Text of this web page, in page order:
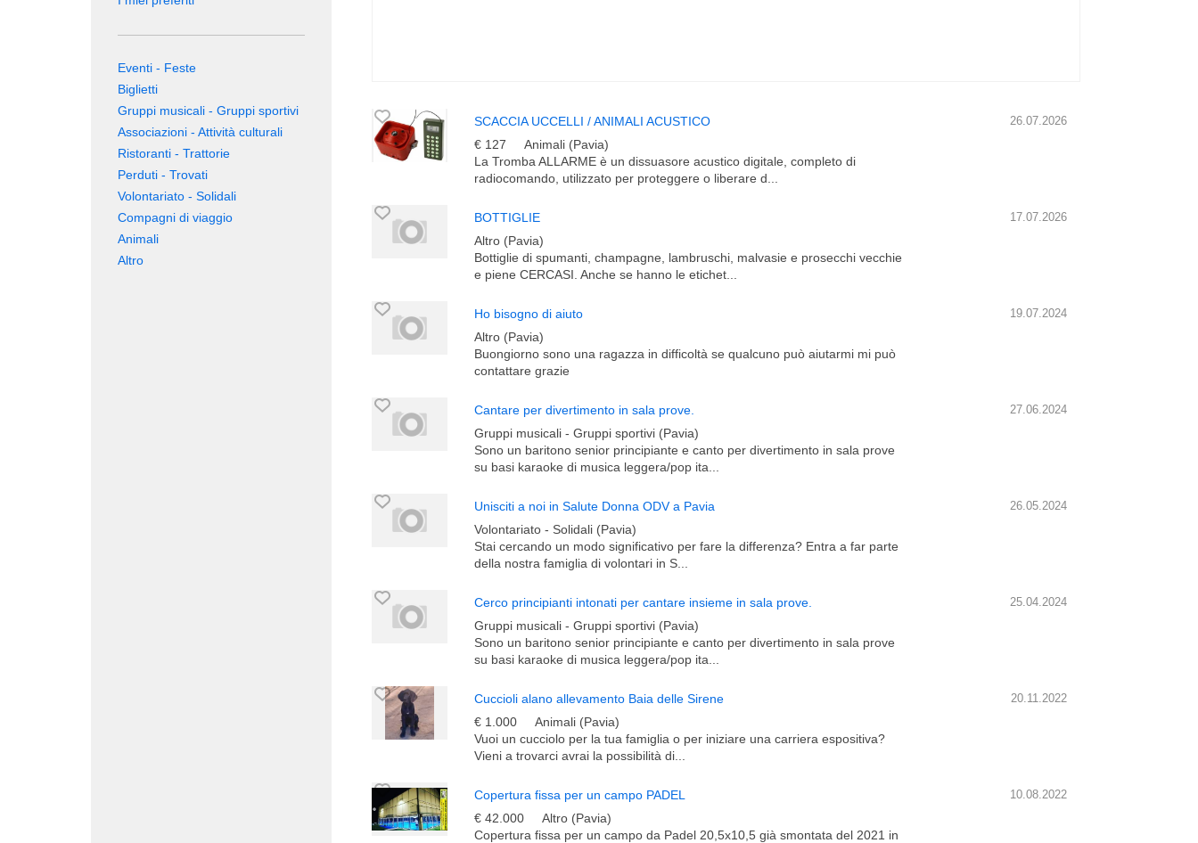
26.07.2026
SCACCIA UCCELLI / ANIMALI ACUSTICO
€ 127
Animali (Pavia)
La Tromba ALLARME è un dissuasore acustico digitale, completo di
radiocomando, utilizzato per proteggere o liberare d...
17.07.2026
BOTTIGLIE
Altro (Pavia)
Bottiglie di spumanti, champagne, lambruschi, malvasie e prosecchi vecchie
e piene CERCASI. Anche se hanno le etichet...
19.07.2024
Ho bisogno di aiuto
Altro (Pavia)
Buongiorno sono una ragazza in difficoltà se qualcuno può aiutarmi mi può
contattare grazie
27.06.2024
Cantare per divertimento in sala prove.
Gruppi musicali - Gruppi sportivi (Pavia)
Sono un baritono senior principiante e canto per divertimento in sala prove
su basi karaoke di musica leggera/pop ita...
26.05.2024
Unisciti a noi in Salute Donna ODV a Pavia
Volontariato - Solidali (Pavia)
Stai cercando un modo significativo per fare la differenza? Entra a far parte
della nostra famiglia di volontari in S...
25.04.2024
Cerco principianti intonati per cantare insieme in sala prove.
Gruppi musicali - Gruppi sportivi (Pavia)
Sono un baritono senior principiante e canto per divertimento in sala prove
su basi karaoke di musica leggera/pop ita...
20.11.2022
Cuccioli alano allevamento Baia delle Sirene
€ 1.000
Animali (Pavia)
Vuoi un cucciolo per la tua famiglia o per iniziare una carriera espositiva?
Vieni a trovarci avrai la possibilità di...
10.08.2022
Copertura fissa per un campo PADEL
€ 42.000
Altro (Pavia)
Copertura fissa per un campo da Padel 20,5x10,5 già smontata del 2021 in
Eventi - Feste
Biglietti
Gruppi musicali - Gruppi sportivi
Associazioni - Attività culturali
Ristoranti - Trattorie
Perduti - Trovati
Volontariato - Solidali
Compagni di viaggio
Animali
Altro